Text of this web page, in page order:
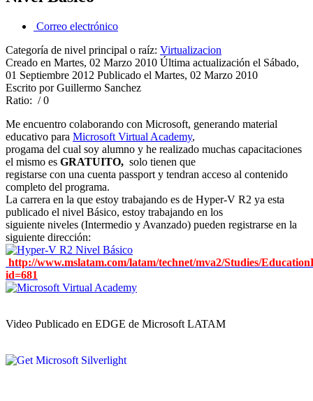
Correo electrónico
Categoría de nivel principal o raíz: Virtualizacion
Creado en Martes, 02 Marzo 2010 Última actualización el Sábado,
01 Septiembre 2012 Publicado el Martes, 02 Marzo 2010
Escrito por Guillermo Sanchez
Ratio: / 0
Me encuentro colaborando con Microsoft, generando material
educativo para Microsoft Virtual Academy,
progama del cual soy alumno y he realizado muchas capacitaciones
el mismo es GRATUITO, solo tienen que
registarse con una cuenta passport y tendran acceso al contenido
completo del programa.
La carrera en la que estoy trabajando es de Hyper-V R2 ya esta
publicado el nivel Básico, estoy trabajando en los
siguiente niveles (Intermedio y Avanzado) pueden registrarse en la
siguiente dirección:
http://www.mslatam.com/latam/technet/mva2/Studies/
id=681
Video Publicado en EDGE de Microsoft LATAM